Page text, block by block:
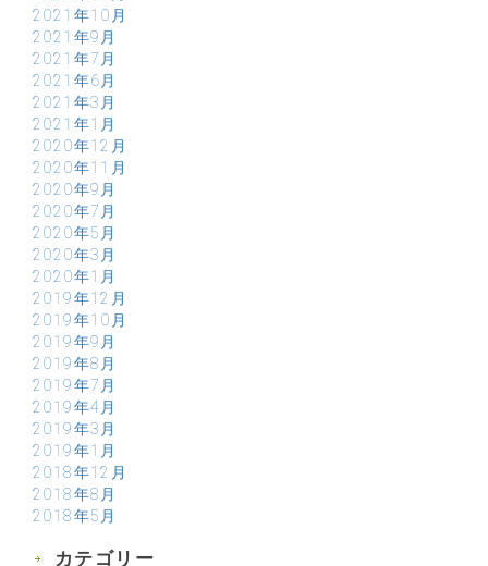
2021年10月
2021年9月
2021年7月
2021年6月
2021年3月
2021年1月
2020年12月
2020年11月
2020年9月
2020年7月
2020年5月
2020年3月
2020年1月
2019年12月
2019年10月
2019年9月
2019年8月
2019年7月
2019年4月
2019年3月
2019年1月
2018年12月
2018年8月
2018年5月
カテゴリー